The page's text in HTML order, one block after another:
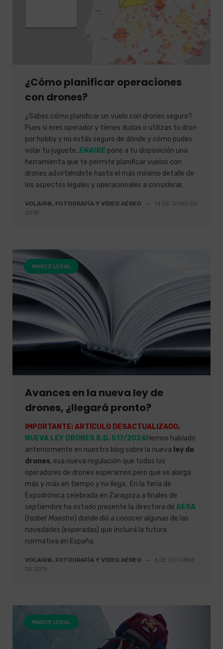
¿Cómo planificar operaciones
con drones?
¿Sabes cómo planificar un vuelo con drones seguro?
Pues si eres operador y tienes dudas o utilizas tu dron
por hobby y no estás seguro de dónde y cómo pudes
volar tu juguete,ENAIRE pone a tu disposición una
herramienta que te permite planificar vuelos con
drones advirtiéndote hasta el más mínimo detalle de
los aspectos legales y operacionales a considerar.
VOLAIR®, FOTOGRAFÍA Y VÍDEO AÉREO —
14 DE JUNIO DE
2018
MARCO LEGAL
Avances en la nueva ley de
drones, ¿llegará pronto?
IMPORTANTE: ARTÍCULO DESACTUALIZADO,
NUEVA LEY DRONES R.D. 517/2024Hemos hablado
anteriormente en nuestro blog sobre la nueva ley de
drones, esa nueva regulación que todos los
operadores de drones esperamos pero que se alarga
más y más en tiempo y no llega. En la feria de
Expodrónica celebrada en Zaragoza a finales de
septiembre ha estado presente la directora de AESA
(Isabel Maestre) donde dió a conocer algunas de las
novedades (esperadas) que incluirá la futura
normativa en España.
VOLAIR®, FOTOGRAFÍA Y VÍDEO AÉREO —
6 DE OCTUBRE
DE 2016
MARCO LEGAL